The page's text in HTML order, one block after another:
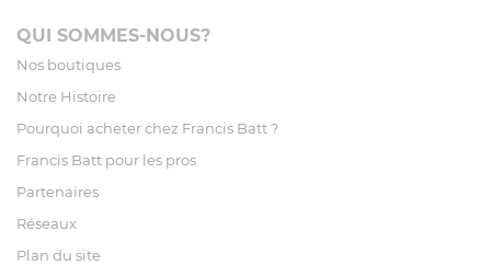
QUI SOMMES-NOUS?
Nos boutiques
Notre Histoire
Pourquoi acheter chez Francis Batt ?
Francis Batt pour les pros
Partenaires
Réseaux
Plan du site